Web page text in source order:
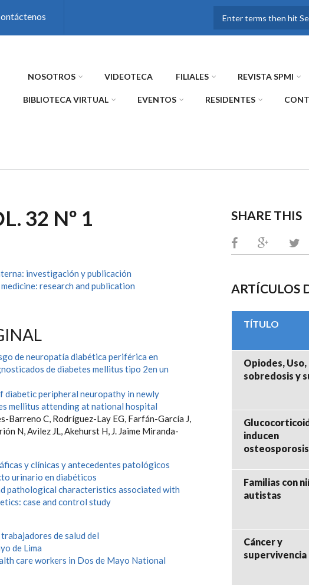
NOSOTROS VIDEOTECA FILIALES REVISTA SPMI
BIBLIOTECA VIRTUAL EVENTOS RESIDENTES
32 Nº 1
investigación y publicación
research and publication
de neuropatía diabética periférica en
de diabetes mellitus tipo 2en un
diabetic peripheral neuropathy in newly
mellitus attending at national hospital
Barreno C, Rodríguez-Lay EG, Farfán-García J,
N, Avilez JL, Akehurst H, J. Jaime Miranda-
y clínicas y antecedentes patológicos
urinario en diabéticos
pathological characteristics associated with
case and control study
de salud del
de Lima
care workers in Dos de Mayo National
SHARE THIS
ARTÍCULOS
TÍTULO
Opiodes, Uso,
sobredosis y
inducen
osteosporosis
Familias con
autistas
Cáncer y
supervivencia